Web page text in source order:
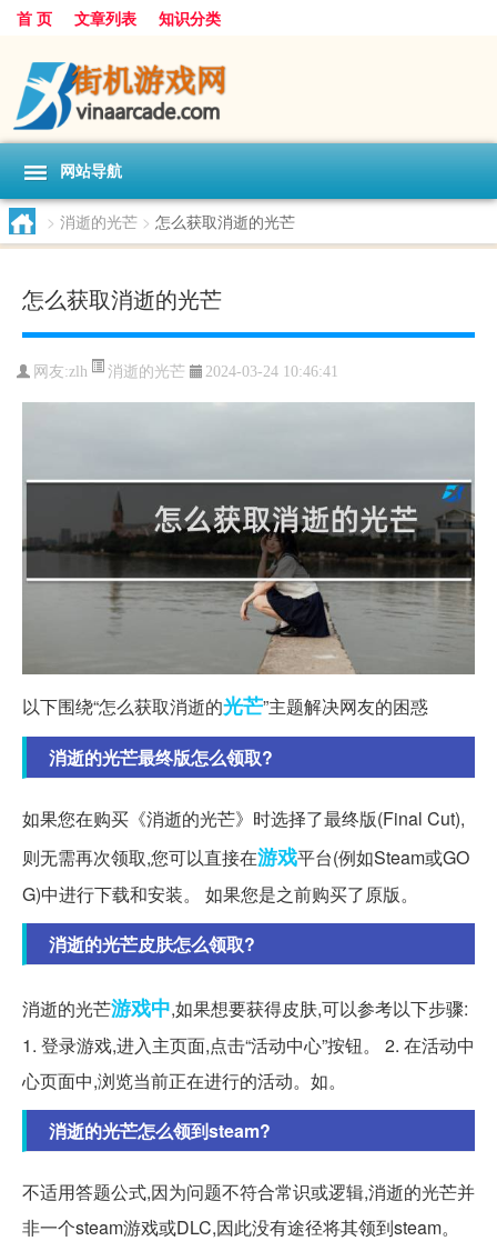
首 页 文章列表 知识分类
网站导航
> 消逝的光芒 > 怎么获取消逝的光芒
怎么获取消逝的光芒
网友:zlh 消逝的光芒 2024-03-24 10:46:41
以下围绕“怎么获取消逝的光芒”主题解决网友的困惑
消逝的光芒最终版怎么领取?
如果您在购买《消逝的光芒》时选择了最终版(Final Cut),
则无需再次领取,您可以直接在游戏平台(例如Steam或GO
G)中进行下载和安装。 如果您是之前购买了原版。
消逝的光芒皮肤怎么领取?
消逝的光芒游戏中,如果想要获得皮肤,可以参考以下步骤:
1. 登录游戏,进入主页面,点击“活动中心”按钮。 2. 在活动中
心页面中,浏览当前正在进行的活动。如。
消逝的光芒怎么领到steam?
不适用答题公式,因为问题不符合常识或逻辑,消逝的光芒并
非一个steam游戏或DLC,因此没有途径将其领到steam。